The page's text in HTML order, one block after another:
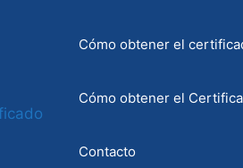
Cómo obtener el
Cómo obtener el
Contacto